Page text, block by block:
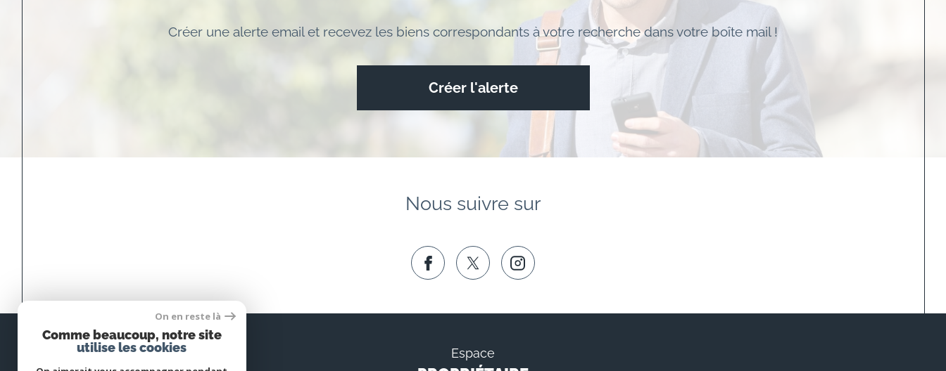
Créer une alerte email et recevez les biens correspondants à votre recherche dans votre boîte mail !
Créer l'alerte
Nous suivre sur
Espace
On en reste là
Comme beaucoup, notre site
utilise les cookies